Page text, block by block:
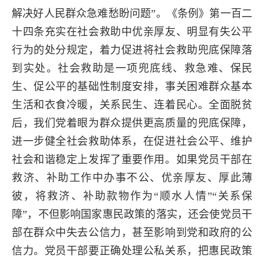
解决好人民群众急难愁盼问题”。《条例》第一百二
十四条充实在社会救助中优亲厚友、明显有失公平
行为的处分规定，着力促进将社会救助兜底保障落
到实处。社会救助是一项兜底线、救急难、保民
生、促公平的基础性制度安排，事关困难群众基本
生活和衣食冷暖，关系民生、连着民心。全面脱贫
后，我们党着眼为群众提供更高质量的兜底保障，
进一步健全社会救助体系，在促进社会公平、维护
社会和谐稳定上发挥了重要作用。如果党员干部在
救济、补助工作中办事不公、优亲厚友、厚此薄
彼，将救济、补助款物作为“顺水人情”“关系保
障”，不但影响国家惠民政策的落实，还会使党员干
部在群众中失去公信力，甚至影响到党和政府的公
信力。党员干部要正确处理公私关系，把惠民政策